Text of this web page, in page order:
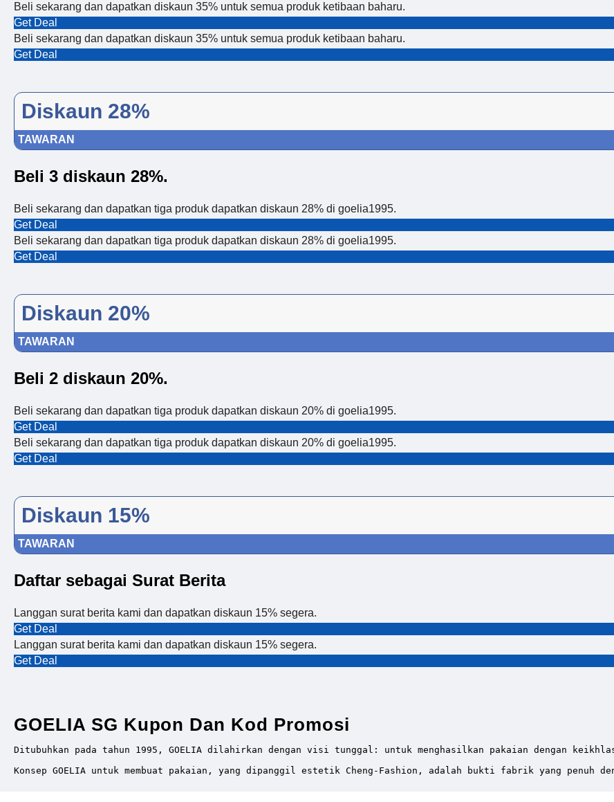
Beli sekarang dan dapatkan diskaun 35% untuk semua produk ketibaan baharu.
Get Deal
Beli sekarang dan dapatkan diskaun 35% untuk semua produk ketibaan baharu.
Get Deal
Diskaun 28%
TAWARAN
Beli 3 diskaun 28%.
Beli sekarang dan dapatkan tiga produk dapatkan diskaun 28% di goelia1995.
Get Deal
Beli sekarang dan dapatkan tiga produk dapatkan diskaun 28% di goelia1995.
Get Deal
Diskaun 20%
TAWARAN
Beli 2 diskaun 20%.
Beli sekarang dan dapatkan tiga produk dapatkan diskaun 20% di goelia1995.
Get Deal
Beli sekarang dan dapatkan tiga produk dapatkan diskaun 20% di goelia1995.
Get Deal
Diskaun 15%
TAWARAN
Daftar sebagai Surat Berita
Langgan surat berita kami dan dapatkan diskaun 15% segera.
Get Deal
Langgan surat berita kami dan dapatkan diskaun 15% segera.
Get Deal
GOELIA SG Kupon Dan Kod Promosi
Ditubuhkan pada tahun 1995, GOELIA dilahirkan dengan visi tunggal: untuk menghasilkan pakaian dengan
Konsep GOELIA untuk membuat pakaian, yang dipanggil estetik Cheng-Fashion, adalah bukti fabrik yang